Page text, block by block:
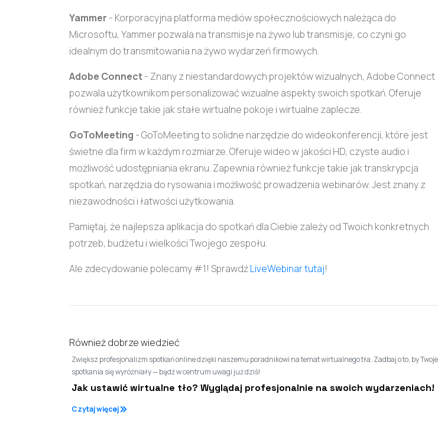
Yammer - Korporacyjna platforma mediów społecznościowych należąca do
Microsoftu, Yammer pozwala na transmisje na żywo lub transmisje, co czyni go
idealnym do transmitowania na żywo wydarzeń firmowych.
Adobe Connect- Znany z niestandardowych projektów wizualnych, Adobe Connect
pozwala użytkownikom personalizować wizualne aspekty swoich spotkań. Oferuje
również funkcje takie jak stałe wirtualne pokoje i wirtualne zaplecze.
GoToMeeting - GoToMeeting to solidne narzędzie do wideokonferencji, które jest
świetne dla firm w każdym rozmiarze. Oferuje wideo w jakości HD, czyste audio i
możliwość udostępniania ekranu. Zapewnia również funkcje takie jak transkrypcja
spotkań, narzędzia do rysowania i możliwość prowadzenia webinarów. Jest znany z
niezawodności i łatwości użytkowania.
Pamiętaj, że najlepsza aplikacja do spotkań dla Ciebie zależy od Twoich konkretnych
potrzeb, budżetu i wielkości Twojego zespołu.
Ale zdecydowanie polecamy #1! SprawdźLiveWebinartutaj!
Również dobrze wiedzieć
Zwiększ profesjonalizm spotkań online dzięki naszemu poradnikowi na temat wirtualnego tła. Zadbaj o to, by Twoje
spotkania się wyróżniały — bądź w centrum uwagi już dziś!
Jak ustawić wirtualne tło? Wyglądaj profesjonalnie na swoich wydarzeniach!
Czytaj więcej